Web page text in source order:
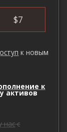
$7
к новым
к
активов
насс